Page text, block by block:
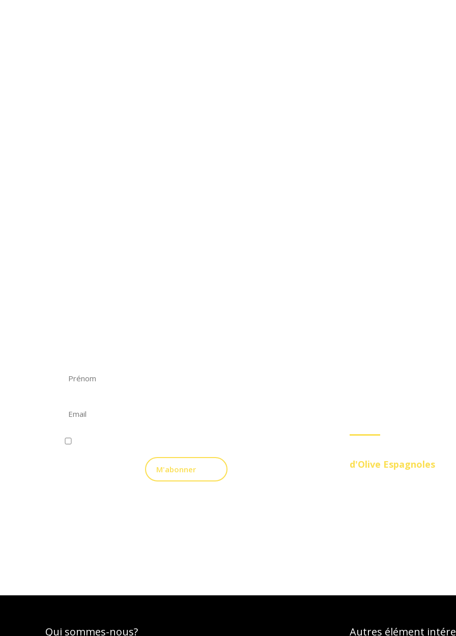
M'abonner
d'Olive Espagnoles
Qui sommes-nous? Autres élément